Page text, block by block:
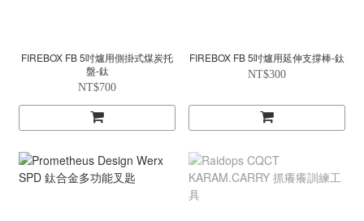
FIREBOX FB 5吋爐用側掛式煤炭托
盤-鈦
NT$700
FIREBOX FB 5吋爐用延伸支撐棒-鈦
NT$300